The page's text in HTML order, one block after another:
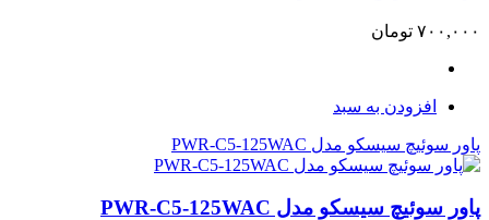
۷۰۰,۰۰۰ تومان
افزودن به سبد
پاور سوئیچ سیسکو مدل PWR-C5-125WAC
پاور سوئیچ سیسکو مدل PWR-C5-125WAC